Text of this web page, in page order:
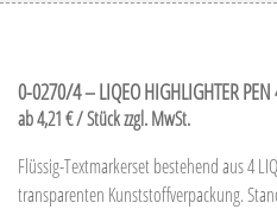
0-0270/4 – LIQEO HIGHLIGHTER
ab 4,21 € / Stück zzgl. MwSt.
Flüssig-Textmarkerset bestehend aus 4
transparenten Kunststoffverpackung.